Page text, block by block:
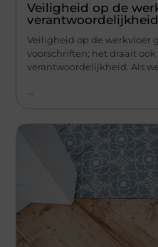
Veiligheid op de
verantwoordelijkheid
Veiligheid op de werkvloer
voorschriften; het draait
verantwoordelijkheid. Als